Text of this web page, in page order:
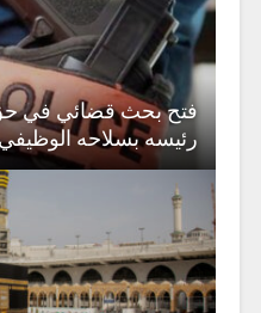
فتح بحث قضائي في
رئيسه بسلاحه